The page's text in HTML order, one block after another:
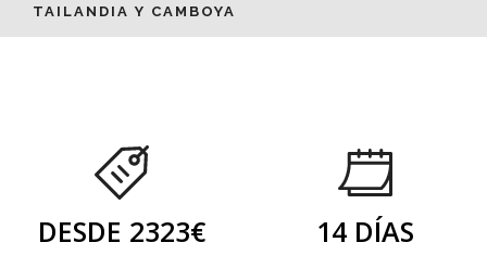
TAILANDIA Y CAMBOYA
DESDE 2323€ 14 DÍAS